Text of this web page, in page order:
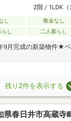
2階 / 1LDK（
し 敷金なし
し
二人暮らし
9月完成の新築物件★ペ
残り2件を表示する
県春日井市高蔵寺